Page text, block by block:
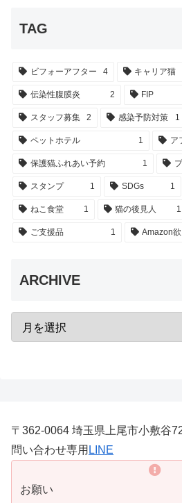
TAG
ビフォーアフター 4 キャリア猫
伝染性腹膜炎 2 FIP
スタッフ募集 2 感染予防対策 1
ペットホテル 1 ア
保護猫ふれあい予約 1
スタンプ 1 SDGs 1
ねこ食堂 1 猫の後見人 1
ご支援品 1 Amazon
ARCHIVE
〒362-0064 埼玉県上尾市小敷谷
問い合わせ専用 LINE
お願い